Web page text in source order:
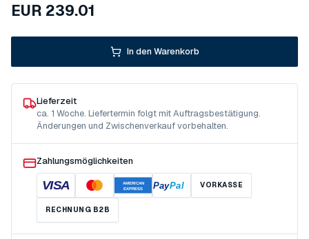
EUR 239.01
In den Warenkorb
Lieferzeit
ca. 1 Woche. Liefertermin folgt mit Auftragsbestätigung.
Änderungen und Zwischenverkauf vorbehalten.
Zahlungsmöglichkeiten
VISA
AMERICAN
EXPRESS
PayPal VORKASSE
RECHNUNG B2B